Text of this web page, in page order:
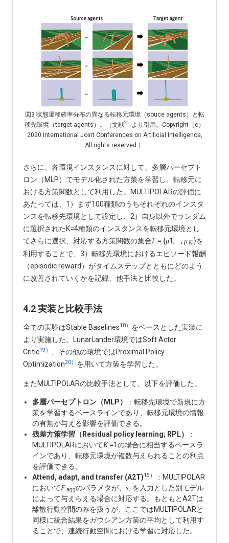
図3 状態遷移確率分布の異なる転移元環境（souce agents）と転
移先環境（target agents）。（文献2） より引用。Copyright（c）
2020 International Joint Conferences on Artificial Intelligence,
All rights reserved.）
さらに、各環境インスタンスに対して、多層パーセプト
ロン（MLP）でモデル化された方策を学習し、転移元に
おける方策関数として利用した。MULTIPOLARの評価に
あたっては、1）まず100種類のうちそれぞれのインスタ
ンスを転移先環境として設定し、2）自身以外でランダム
に選択されたK=4種類のインスタンスを転移元環境とし
てさらに選択、対応する方策関数の集合L = {μ1, ..., μ K}を
利用することで、3）転移先環境におけるエピソード報酬
（episodic reward）がタイムステップとともにどのよう
に改善されていくかを記録、他手法と比較した。
4.2 実装と比較手法
全ての実験はStable Baselines18） をベースとした実装に
より実施した。LunarLander環境ではSoft Actor
Critic19）
、その他の環境ではProximal Policy
Optimization20） を用いて方策を学習した。
またMULTIPOLARの比較手法として、以下を評価した。
多層パーセプトロン（MLP）
：転移先環境で新規に方
策を学習するベースラインであり、転移元環境の情報
の有無が与える影響を評価できる。
残差方策学習（Residual policy learning; RPL）
：
MULTIPOLARにおいてK=1の場合に相当するベースラ
インであり、転移元環境が複数与えられることの利点
を評価できる。
Attend, adapt, and transfer (A2T)15）
：MULTIPOLAR
においてFaggのパラメタが、stを入力とした別モデル
によって与えらえる場合に対応する。もともとA2Tは
離散行動空間のみを扱うが、ここではMULTIPOLARと
同様に統合結果をガウシアン方策の平均として利用す
ることで、連続行動空間における学習に対応した。